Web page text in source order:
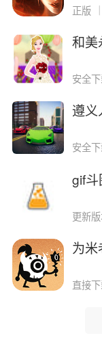
正版 ｜
和美
安全
遵义
安全
gif
更新
为
直接